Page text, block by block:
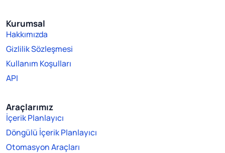
Kurumsal
Hakkımızda
Gizlilik Sözleşmesi
Kullanım Koşulları
API
Araçlarımız
İçerik Planlayıcı
Döngülü İçerik Planlayıcı
Otomasyon Araçları